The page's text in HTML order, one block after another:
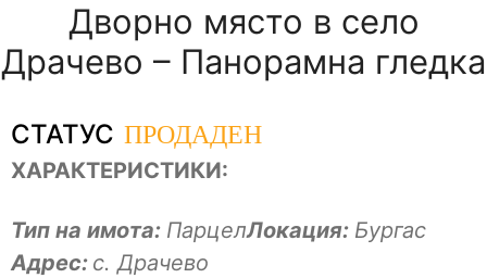
Дворно място в село
Драчево – Панорамна гледка
СТАТУС ПРОДАДЕН
ХАРАКТЕРИСТИКИ:
Тип на имота: ПарцелЛокация: Бургас
Адрес: с. Драчево